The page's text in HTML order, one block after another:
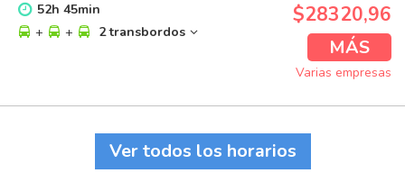
52h 45min
+
+ 2 transbordos
$28320,96
MÁS
Varias empresas
Ver todos los horarios